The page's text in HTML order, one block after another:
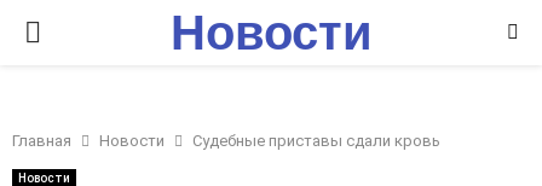
P
I
Новости
Главная Новости Судебные приставы сдали кровь
Новости